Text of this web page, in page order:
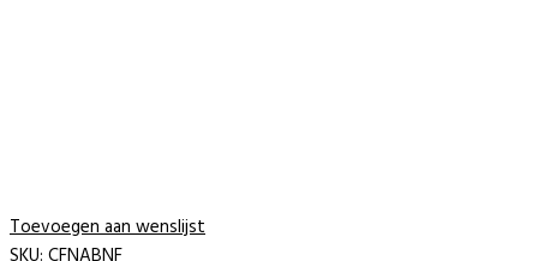
Toevoegen aan wenslijst